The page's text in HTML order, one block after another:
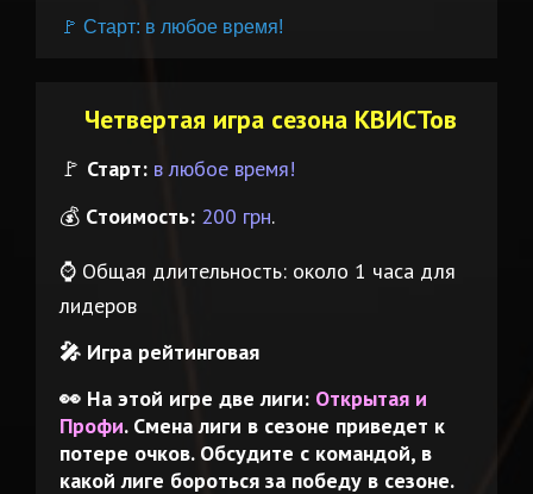
🚩 Старт: в любое время!
Четвертая игра сезона КВИСТов
🚩 Старт: в любое время!
💰 Cтоимость: 200 грн.
⌚️ Общая длительность: около 1 часа для
лидеров
🎤 Игра рейтинговая
👀 На этой игре две лиги: Открытая и
Профи. Смена лиги в сезоне приведет к
потере очков. Обсудите с командой, в
какой лиге бороться за победу в сезоне.